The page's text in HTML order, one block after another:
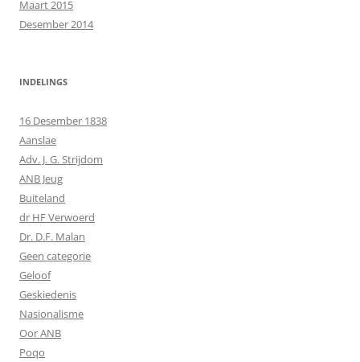
Maart 2015
Desember 2014
INDELINGS
16 Desember 1838
Aanslae
Adv. J. G. Strijdom
ANB Jeug
Buiteland
dr HF Verwoerd
Dr. D.F. Malan
Geen categorie
Geloof
Geskiedenis
Nasionalisme
Oor ANB
Poqo